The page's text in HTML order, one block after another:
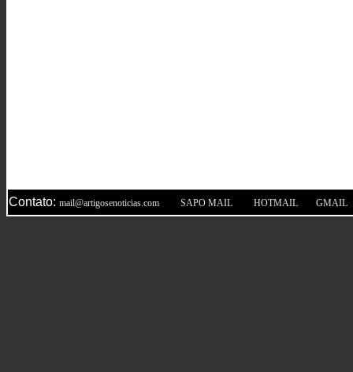
Contato: mail@artigosenoticias.com SAPO MAIL HOTMAIL GMAIL